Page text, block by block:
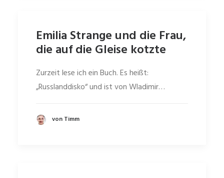
Emilia Strange und die Frau,
die auf die Gleise kotzte
Zurzeit lese ich ein Buch. Es heißt:
„Russlanddisko“ und ist von Wladimir…
von Timm